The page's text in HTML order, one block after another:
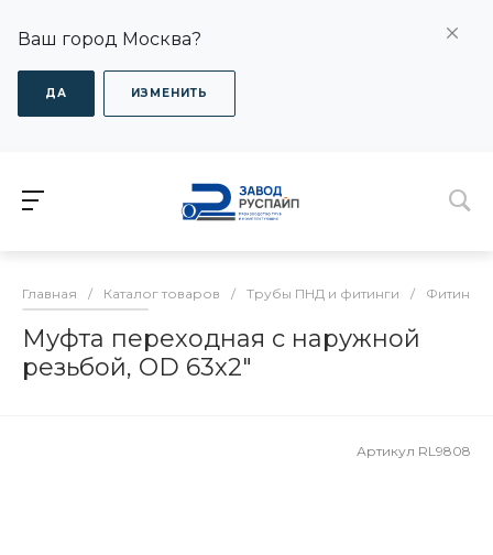
Ваш город Москва?
ДА ИЗМЕНИТЬ
Главная / Каталог товаров / Трубы ПНД и фитинги / Фитинги
Муфта переходная с наружной
резьбой, OD 63x2"
Артикул RL9808